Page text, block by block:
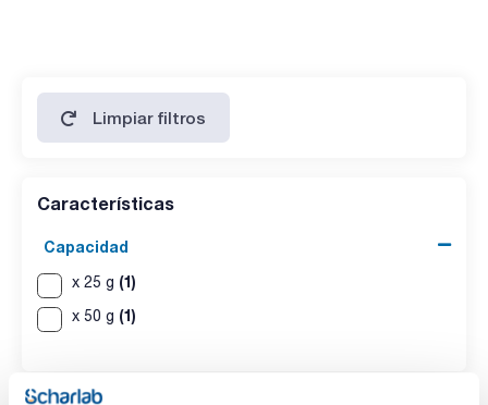
Limpiar filtros
Características
Capacidad
x 25 g (1)
x 50 g (1)